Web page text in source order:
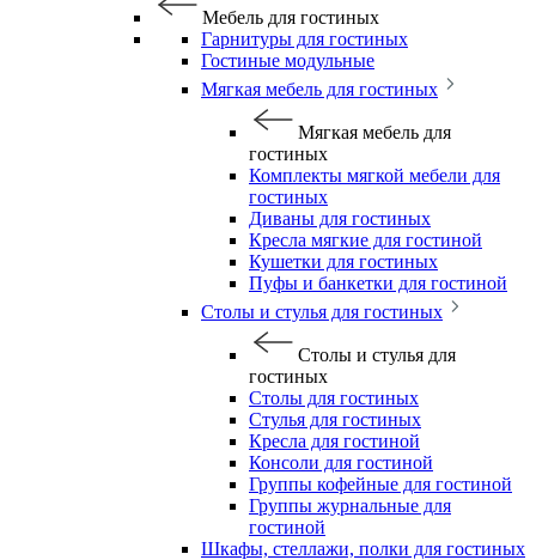
Мебель для гостиных
Гарнитуры для гостиных
Гостиные модульные
Мягкая мебель для гостиных
Мягкая мебель для
гостиных
Комплекты мягкой мебели для
гостиных
Диваны для гостиных
Кресла мягкие для гостиной
Кушетки для гостиных
Пуфы и банкетки для гостиной
Столы и стулья для гостиных
Столы и стулья для
гостиных
Столы для гостиных
Стулья для гостиных
Кресла для гостиной
Консоли для гостиной
Группы кофейные для гостиной
Группы журнальные для
гостиной
Шкафы, стеллажи, полки для гостиных